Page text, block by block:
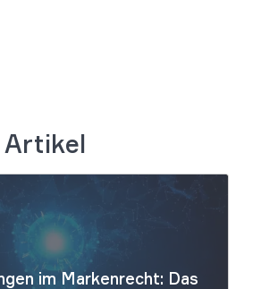
Artikel
im Markenrecht: Das